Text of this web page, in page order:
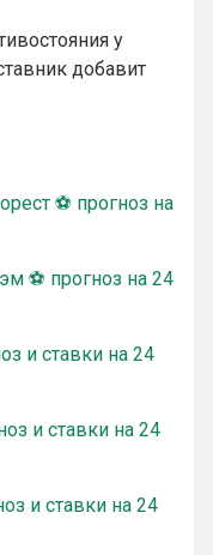
у
добавит
⚽ прогноз на
⚽ прогноз на 24
и ставки на 24
и ставки на 24
и ставки на 24